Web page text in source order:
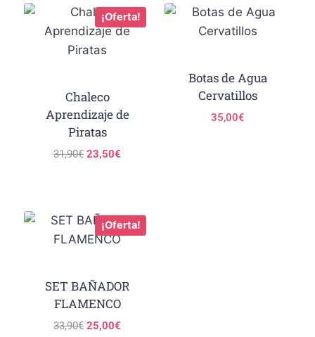
¡Oferta!
Chaleco
Aprendizaje de
Piratas
31,90€ 23,50€
Botas de Agua
Cervatillos
35,00€
¡Oferta!
SET BAÑADOR
FLAMENCO
33,90€ 25,00€